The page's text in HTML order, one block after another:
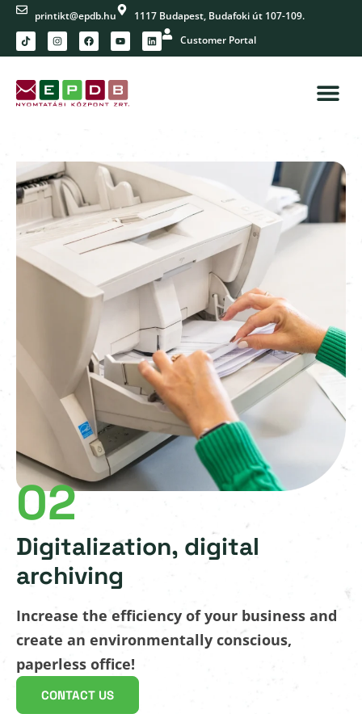
printikt@epdb.hu
1117 Budapest, Budafoki út 107-109.
Customer Portal
02
Digitalization, digital
archiving
Increase the efficiency of your business and
create an environmentally conscious,
paperless office!
CONTACT US